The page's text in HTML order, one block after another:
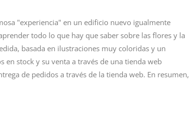
"experiencia" en un edificio nuevo igualmente
todo lo que hay que saber sobre las flores y la
basada en ilustraciones muy coloridas y un
stock y su venta a través de una tienda web
de pedidos a través de la tienda web. En resumen,